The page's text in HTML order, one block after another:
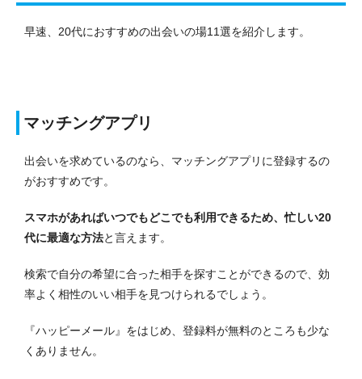
早速、20代におすすめの出会いの場11選を紹介します。
マッチングアプリ
出会いを求めているのなら、マッチングアプリに登録するの
がおすすめです。
スマホがあればいつでもどこでも利用できるため、忙しい20
代に最適な方法と言えます。
検索で自分の希望に合った相手を探すことができるので、効
率よく相性のいい相手を見つけられるでしょう。
『ハッピーメール』をはじめ、登録料が無料のところも少な
くありません。